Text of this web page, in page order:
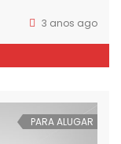
3 anos ago
PARA ALUGAR